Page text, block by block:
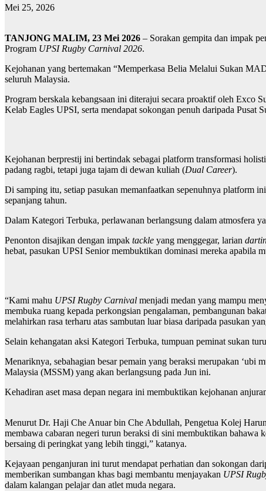
Mei 25, 2026
TANJONG MALIM, 23 Mei 2026 – Sorakan gempita dan impak
Program UPSI Rugby Carnival 2026.
Kejohanan yang bertemakan “Memperkasa Belia Melalui Sukan
seluruh Malaysia.
Program berskala kebangsaan ini diterajui secara proaktif oleh
Kelab Eagles UPSI, serta mendapat sokongan penuh daripada Pusat
Kejohanan berprestij ini bertindak sebagai platform transformasi
padang ragbi, tetapi juga tajam di dewan kuliah (Dual Career).
Di samping itu, setiap pasukan memanfaatkan sepenuhnya platform
sepanjang tahun.
Dalam Kategori Terbuka, perlawanan berlangsung dalam atmosfera
Penonton disajikan dengan impak tackle yang menggegar, larian
hebat, pasukan UPSI Senior membuktikan dominasi mereka apabila
“Kami mahu UPSI Rugby Carnival menjadi medan yang mampu
membuka ruang kepada perkongsian pengalaman, pembangunan
melahirkan rasa terharu atas sambutan luar biasa daripada pasukan
Selain kehangatan aksi Kategori Terbuka, tumpuan peminat sukan
Menariknya, sebahagian besar pemain yang beraksi merupakan ‘ubi
Malaysia (MSSM) yang akan berlangsung pada Jun ini.
Kehadiran aset masa depan negara ini membuktikan kejohanan
Menurut Dr. Haji Che Anuar bin Che Abdullah, Pengetua Kolej
membawa cabaran negeri turun beraksi di sini membuktikan bahawa
bersaing di peringkat yang lebih tinggi,” katanya.
Kejayaan penganjuran ini turut mendapat perhatian dan sokongan
memberikan sumbangan khas bagi membantu menjayakan UPSI
dalam kalangan pelajar dan atlet muda negara.